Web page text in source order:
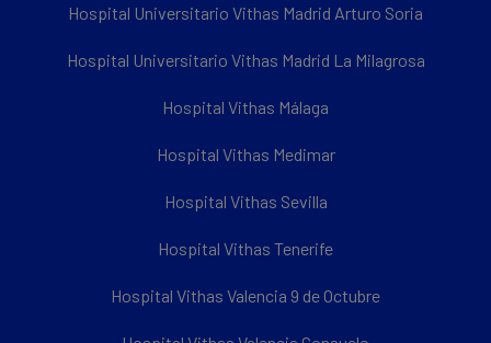
Hospital Universitario Vithas Madrid Arturo Soria
Hospital Universitario Vithas Madrid La Milagrosa
Hospital Vithas Málaga
Hospital Vithas Medimar
Hospital Vithas Sevilla
Hospital Vithas Tenerife
Hospital Vithas Valencia 9 de Octubre